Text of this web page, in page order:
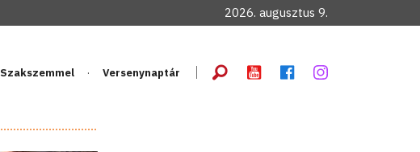
2026. augusztus 9.
Szakszemmel Versenynaptár